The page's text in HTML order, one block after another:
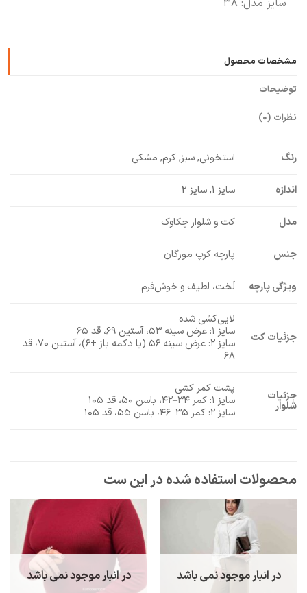
سایز مدل: ۳۸
مشخصات محصول
توضیحات
نظرات (0)
رنگ استخونی, سبز, کرم, مشکی
اندازه سایز 1, سایز 2
مدل کت و شلوار چکاوک
جنس پارچه کرپ مورگان
ویژگی پارچه لَخت، لطیف و خوش‌فرم
جزئیات کت
لایی‌کشی شده
سایز ۱: عرض سینه ۵۳، آستین ۶۹، قد ۶۵
سایز ۲: عرض سینه ۵۶ (با دکمه باز +۶)، آستین ۷۰، قد
۶۸
جزئیات
شلوار
پشت کمر کشی
سایز ۱: کمر ۳۴–۴۲، باسن ۵۰، قد ۱۰۵
سایز ۲: کمر ۳۵–۴۶، باسن ۵۵، قد ۱۰۵
در انبار موجود نمی باشد در انبار موجود نمی باشد